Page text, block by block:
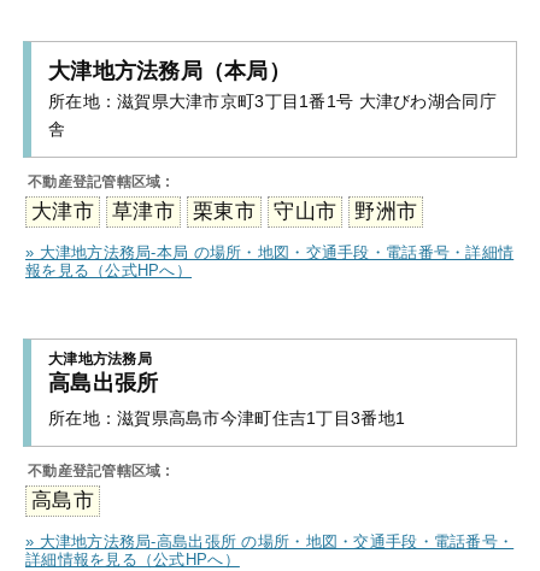
大津地方法務局（本局）
所在地：滋賀県大津市京町3丁目1番1号 大津びわ湖合同庁
舎
不動産登記管轄区域 :
大津市 草津市 栗東市 守山市 野洲市
» 大津地方法務局-本局 の場所・地図・交通手段・電話番号・詳細情
報を見る（公式HPへ）
大津地方法務局
高島出張所
所在地：滋賀県高島市今津町住吉1丁目3番地1
不動産登記管轄区域 :
高島市
» 大津地方法務局-高島出張所 の場所・地図・交通手段・電話番号・
詳細情報を見る（公式HPへ）